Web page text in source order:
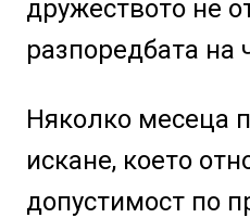
дружеството не
разпоредбата на
Няколко месеца
искане, което
допустимост по